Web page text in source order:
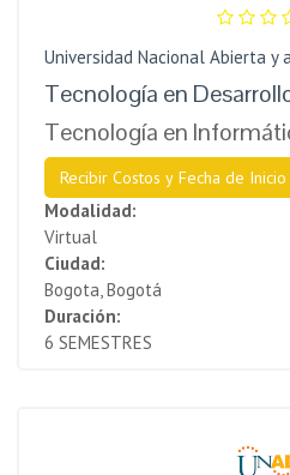
Universidad Nacional Abierta y
Tecnología en
Tecnología en
Recibir Costos y Fecha de
Modalidad:
Virtual
Ciudad:
Bogota, Bogotá
Duración:
6 SEMESTRES